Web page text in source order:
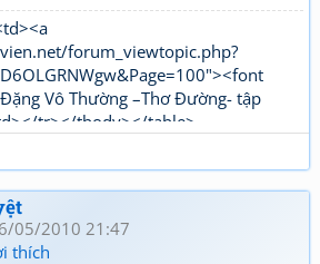
forum_viewtopic.php?
Vô Thường –Thơ Đường- tập
tr></tbody></table>
forum_viewtopic.php?
color="red"><b>Thơ
mới - tập 1</b></font></a></td></tr>
05/2010 21:47
thích